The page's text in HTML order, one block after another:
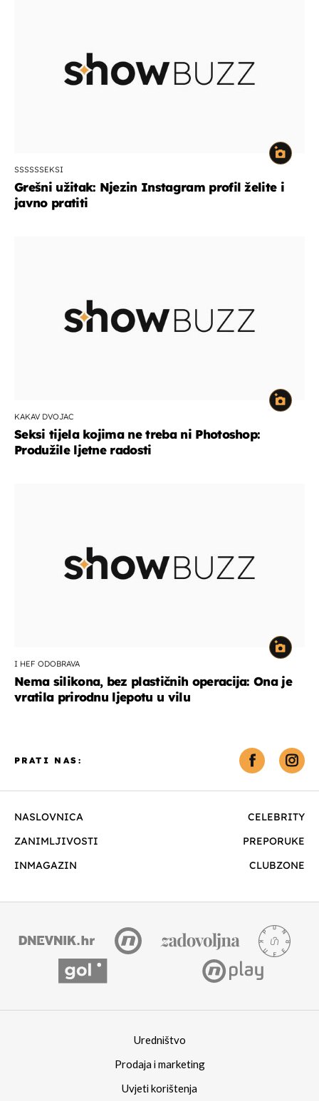
SSSSSSEKSI
Grešni užitak: Njezin Instagram profil želite i
javno pratiti
KAKAV DVOJAC
Seksi tijela kojima ne treba ni Photoshop:
Produžile ljetne radosti
I HEF ODOBRAVA
Nema silikona, bez plastičnih operacija: Ona je
vratila prirodnu ljepotu u vilu
NASLOVNICA
CELEBRITY
ZANIMLJIVOSTI
PREPORUKE
INMAGAZIN
CLUBZONE
PRATI NAS:
Uredništvo
Prodaja i marketing
Uvjeti korištenja